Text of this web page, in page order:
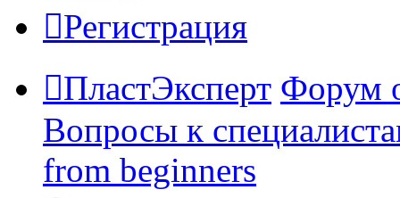
Регистрация
ПластЭксперт Форум
Вопросы к
from beginners